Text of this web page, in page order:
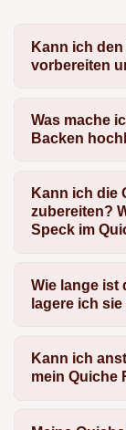
Kann ich
vorbereiten
Was mache
Backen
Kann ich die
zubereiten?
Speck im
Wie lange ist
lagere ich
Kann ich
mein Quiche